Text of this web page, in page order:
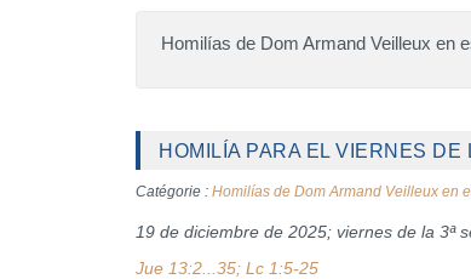
Homilías de Dom Armand Veilleux en
HOMILÍA PARA EL VIERNES
Catégorie : Homilías de Dom Armand Veilleux en
19 de diciembre de 2025; viernes de la 3ª
Jue 13:2...35; Lc 1:5-25